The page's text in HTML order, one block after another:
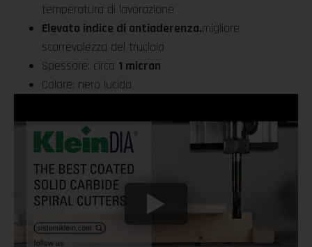
temperatura di lavorazione
Elevato indice di antiaderenza.migliore
scorrevolezza del truciolo
Spessore: circa 1 micron
Colore: nero lucido